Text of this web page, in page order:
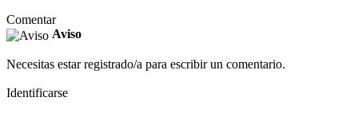
Comentar
Aviso
Necesitas estar registrado/a para escribir un comentario.
Identificarse